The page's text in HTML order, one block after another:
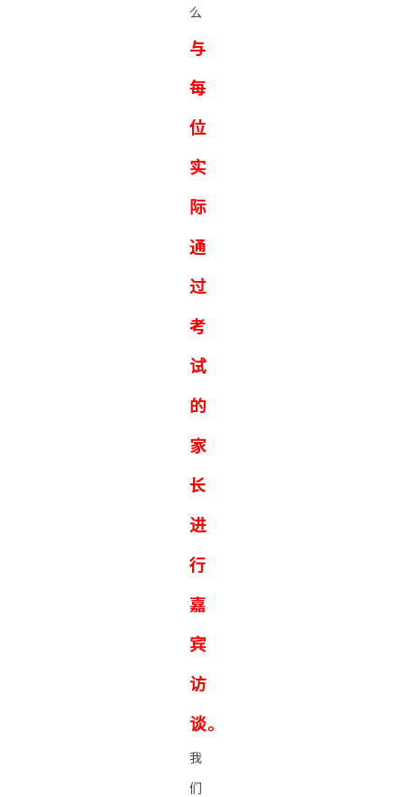
么
与
每
位
实
际
通
过
考
试
的
家
长
进
行
嘉
宾
访
谈。
我
们